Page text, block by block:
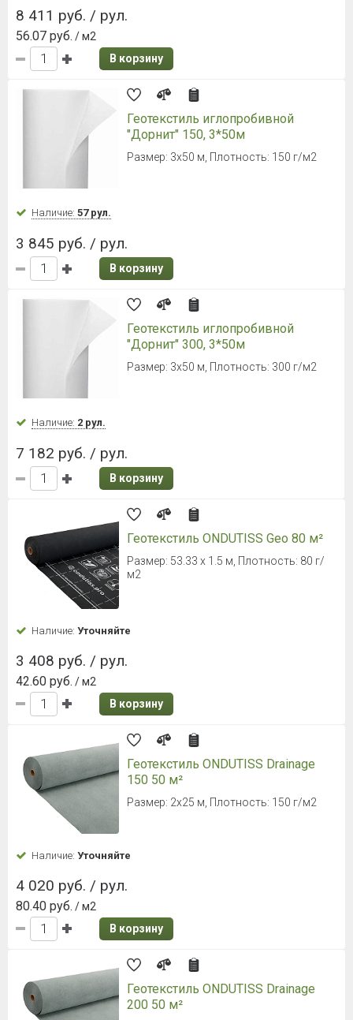
8 411 руб. / рул.
56.07 руб. / м2
В корзину
Геотекстиль иглопробивной
"Дорнит" 150, 3*50м
Размер: 3х50 м, Плотность: 150 г/м2
Наличие: 57 рул.
3 845 руб. / рул.
В корзину
Геотекстиль иглопробивной
"Дорнит" 300, 3*50м
Размер: 3х50 м, Плотность: 300 г/м2
Наличие: 2 рул.
7 182 руб. / рул.
В корзину
Геотекстиль ONDUTISS Geo 80 м²
Размер: 53.33 х 1.5 м, Плотность: 80 г/
м2
Наличие: Уточняйте
3 408 руб. / рул.
42.60 руб. / м2
В корзину
Геотекстиль ONDUTISS Drainage
150 50 м²
Размер: 2х25 м, Плотность: 150 г/м2
Наличие: Уточняйте
4 020 руб. / рул.
80.40 руб. / м2
В корзину
Геотекстиль ONDUTISS Drainage
200 50 м²